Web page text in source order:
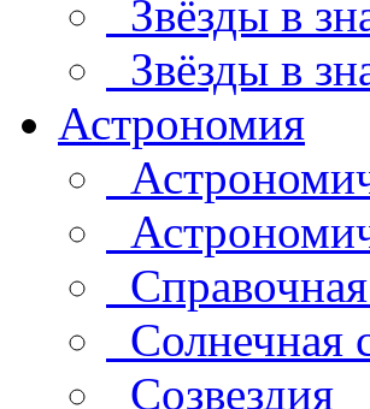
Звёзды в
Звёзды в
Астрономия
Солнечная
Созвездия